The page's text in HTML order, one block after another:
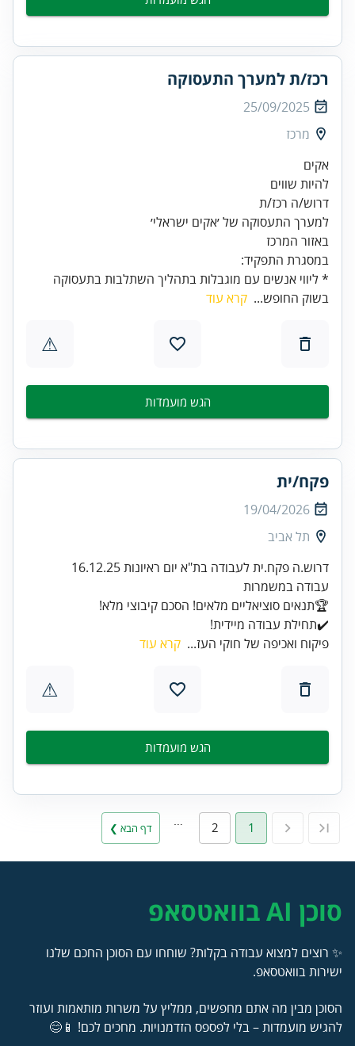
רכז/ת למערך התעסוקה
25/09/2025
מרכז
להיות שווים
באזור המרכז
במסגרת התפקיד:
* ליווי אנשים עם מוגבלות בתהליך השתלבות בתעסוקה
בשוק החופש... קרא עוד
⚠
הגש מועמדות
פקח/ית
19/04/2026
תל אביב
✔️תחילת עבודה מיידית!
פיקוח ואכיפה של חוקי העז... קרא עוד
⚠
הגש מועמדות
1
2 דף הבא ❯
סוכן AI בוואטסאפ
✨ רוצים למצוא עבודה בקלות? שוחחו עם הסוכן החכם שלנו
ישירות בוואטסאפ.
הסוכן מבין מה אתם מחפשים, ממליץ על משרות מותאמות ועוזר
להגיש מועמדות – בלי לפספס הזדמנויות. מחכים לכם! 📱😊